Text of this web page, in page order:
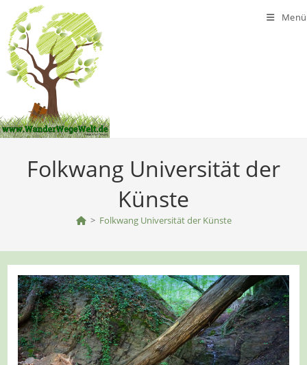
Inhalt
springen
Menü
Folkwang Universität der
Künste
> Folkwang Universität der Künste